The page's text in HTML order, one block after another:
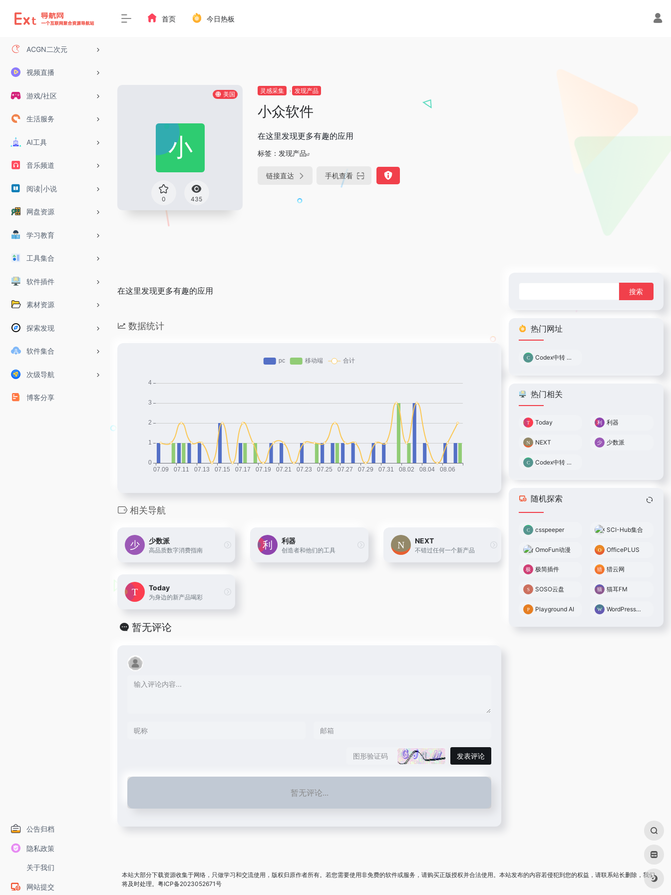
ACGN二次元
视频直播
游戏/社区
生活服务
AI工具
音乐频道
阅读|小说
网盘资源
学习教育
工具集合
软件插件
素材资源
探索发现
软件集合
次级导航
博客分享
公告归档
隐私政策
关于我们
网站提交
首页 今日热板
美国
0 435
灵感采集 发现产品
小众软件
在这里发现更多有趣的应用
标签： 发现产品
链接直达 手机查看
在这里发现更多有趣的应用
数据统计
相关导航
少数派
高品质数字消费指南
利器
创造者和他们的工具
NEXT
不错过任何一个新产品
Today
为身边的新产品喝彩
暂无评论
发表评论
暂无评论...
热门网址
Codex中转 0.05倍率
热门相关
Today 利器
NEXT 少数派
Codex中转 0.05倍率
随机探索
csspeeper SCI-Hub集合
OmoFun动漫 OfficePLUS
极简插件 猎云网
SOSO云盘 猫耳FM
Playground AI WordPress大学
本站大部分下载资源收集于网络，只做学习和交流使用，版权归原作者所有。若您需要使用非免费的软件或服务，请购买正版授权并合法使用。本站发布的内容若侵犯到您的权益，请联系站长删除，我们
将及时处理。 粤ICP备2023052671号